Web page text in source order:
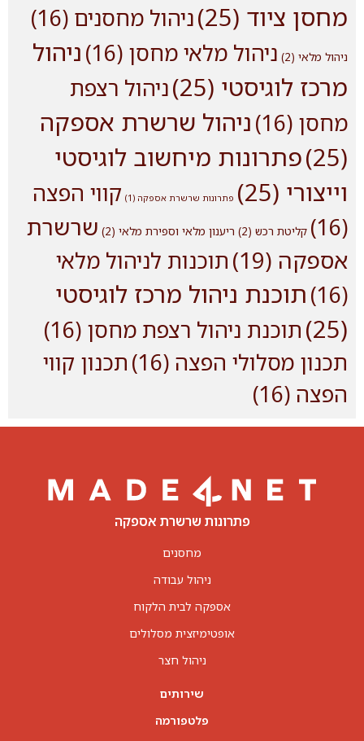
מחסן ציוד (25) ניהול מחסנים (16)
ניהול מלאי (2) ניהול מלאי מחסן (16)
ניהול
מרכז לוגיסטי (25)
ניהול רצפת
מחסן (16)
ניהול שרשרת אספקה
(25)
פתרונות מיחשוב לוגיסטי
וייצורי (25) פתרונות שרשרת אספקה (1)
קווי הפצה
(16)
קליטת רכש (2) ריענון מלאי וספירת מלאי (2)
שרשרת
אספקה (19)
תוכנות לניהול מלאי
(16)
תוכנת ניהול מרכז לוגיסטי
(25)
תוכנת ניהול רצפת מחסן (16)
תכנון מסלולי הפצה (16)
תכנון קווי
הפצה (16)
פתרונות שרשרת אספקה
מחסנים
ניהול עבודה
אספקה לבית הלקוח
אופטימיזצית מסלולים
ניהול חצר
שירותים
פלטפורמה